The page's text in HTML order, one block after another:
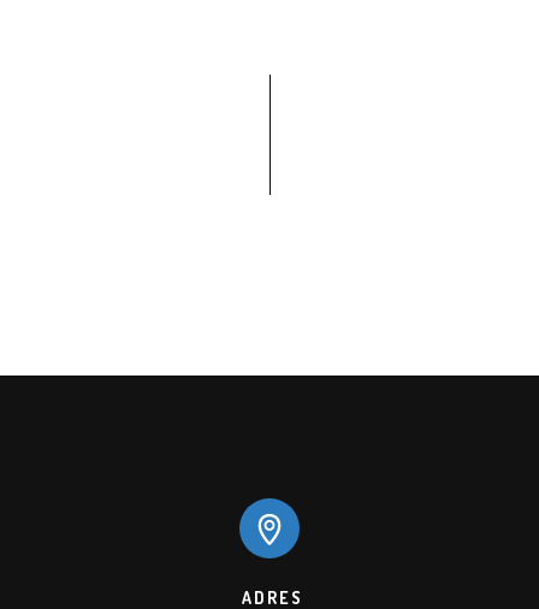
ADRES